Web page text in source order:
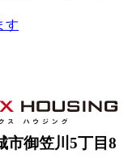
す
市御笠川5丁目8